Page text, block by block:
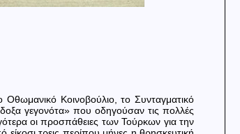
Κοινοβούλιο, το Συνταγματικό
γεγονότα» που οδηγούσαν τις πολλές
οι προσπάθειες των Τούρκων για την